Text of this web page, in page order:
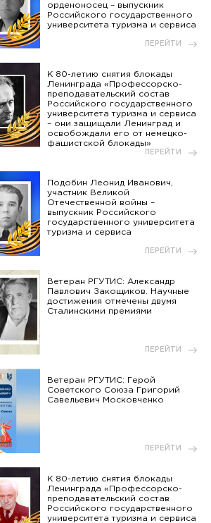
орденоносец – выпускник
Российского государственного
университета туризма и сервиса
ПЕРЕЙТИ
К 80-летию снятия блокады
Ленинграда «Профессорско-
преподавательский состав
Российского государственного
университета туризма и сервиса
– они защищали Ленинград и
освобождали его от немецко-
фашистской блокады»
ПЕРЕЙТИ
Подобин Леонид Иванович,
участник Великой
Отечественной войны –
выпускник Российского
государственного университета
туризма и сервиса
ПЕРЕЙТИ
Ветеран РГУТИС: Александр
Павлович Закощиков. Научные
достижения отмечены двумя
Сталинскими премиями
ПЕРЕЙТИ
Ветеран РГУТИС: Герой
Советского Союза Григорий
Савельевич Московченко
ПЕРЕЙТИ
К 80-летию снятия блокады
Ленинграда «Профессорско-
преподавательский состав
Российского государственного
университета туризма и сервиса